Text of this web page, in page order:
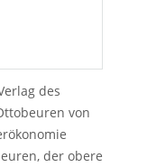
des
von
der obere